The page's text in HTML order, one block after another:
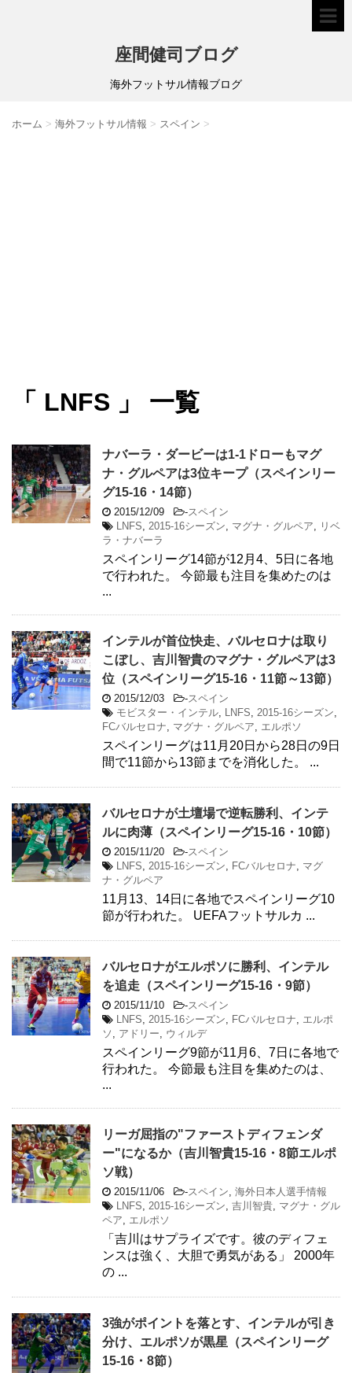
座間健司ブログ
海外フットサル情報ブログ
ホーム > 海外フットサル情報 > スペイン >
「 LNFS 」 一覧
ナバーラ・ダービーは1-1ドローもマグ
ナ・グルペアは3位キープ（スペインリー
グ15-16・14節）
2015/12/09 -スペイン
LNFS
2015-16シーズン マグナ・グルペア
リベ
ラ・ナバーラ
スペインリーグ14節が12月4、5日に各地
で行われた。 今節最も注目を集めたのは
...
インテルが首位快走、バルセロナは取り
こぼし、吉川智貴のマグナ・グルペアは3
位（スペインリーグ15-16・11節～13節）
2015/12/03 -スペイン
モビスター・インテル
LNFS 2015-16シーズン
FCバルセロナ
マグナ・グルペア エルポソ
スペインリーグは11月20日から28日の9日
間で11節から13節までを消化した。 ...
バルセロナが土壇場で逆転勝利、インテ
ルに肉薄（スペインリーグ15-16・10節）
2015/11/20 -スペイン
LNFS
2015-16シーズン FCバルセロナ
マグ
ナ・グルペア
11月13、14日に各地でスペインリーグ10
節が行われた。 UEFAフットサルカ ...
バルセロナがエルポソに勝利、インテル
を追走（スペインリーグ15-16・9節）
2015/11/10 -スペイン
LNFS
2015-16シーズン FCバルセロナ
エルポ
ソ
アドリー ウィルデ
スペインリーグ9節が11月6、7日に各地で
行われた。 今節最も注目を集めたのは、
...
リーガ屈指の"ファーストディフェンダ
ー"になるか（吉川智貴15-16・8節エルポ
ソ戦）
2015/11/06 -スペイン 海外日本人選手情報
LNFS
2015-16シーズン 吉川智貴 マグナ・グル
ペア
エルポソ
「吉川はサプライズです。彼のディフェ
ンスは強く、大胆で勇気がある」 2000年
の ...
3強がポイントを落とす、インテルが引き
分け、エルポソが黒星（スペインリーグ
15-16・8節）